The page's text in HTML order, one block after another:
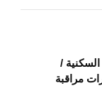
/
مراقبة